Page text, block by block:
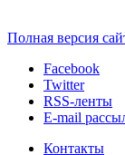
Полная версия
Facebook
Twitter
RSS-ленты
E-mail
Контакты